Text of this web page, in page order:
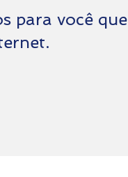
para você que